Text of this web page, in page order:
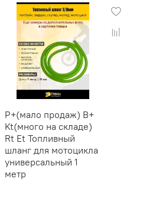
P+(мало продаж) B+
Kt(много на складе)
Rt Et Топливный
шланг для мотоцикла
универсальный 1
метр